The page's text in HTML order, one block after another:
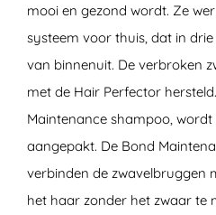
mooi en gezond wordt. Ze
systeem voor thuis, dat in
van binnenuit. De verbroken
met de Hair Perfector
Maintenance shampoo,
aangepakt. De Bond
verbinden de zwavelbruggen
het haar zonder het zwaar te